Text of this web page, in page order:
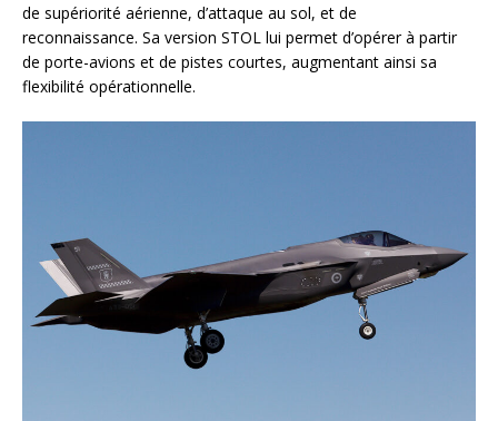
de supériorité aérienne, d’attaque au sol, et de
reconnaissance. Sa version STOL lui permet d’opérer à partir
de porte-avions et de pistes courtes, augmentant ainsi sa
flexibilité opérationnelle.